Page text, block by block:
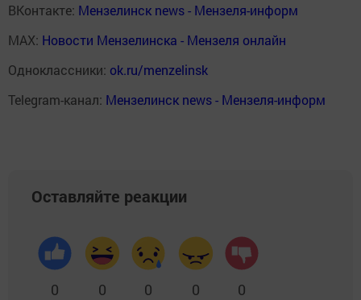
ВКонтакте: Мензелинск news - Мензеля-информ
MAX: Новости Мензелинска - Мензеля онлайн
Одноклассники: ok.ru/menzelinsk
Telegram-канал: Мензелинск news - Мензеля-информ
Оставляйте реакции
0 0 0 0 0